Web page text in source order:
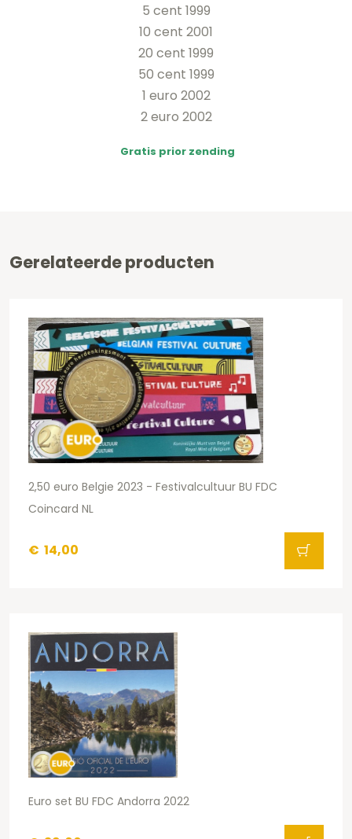
5 cent 1999
10 cent 2001
20 cent 1999
50 cent 1999
1 euro 2002
2 euro 2002
Gratis prior zending
Gerelateerde producten
2,50 euro Belgie 2023 - Festivalcultuur BU FDC
Coincard NL
€ 14,00
Euro set BU FDC Andorra 2022